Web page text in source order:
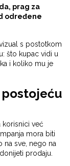
prag za
određene
s postotkom
što kupac vidi u
i koliko mu je
postojeću
korisnici već
mora biti
na sve, nego na
prodaju.